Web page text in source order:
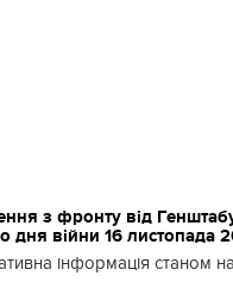
з фронту від
дня війни 16 листопада
інформація станом